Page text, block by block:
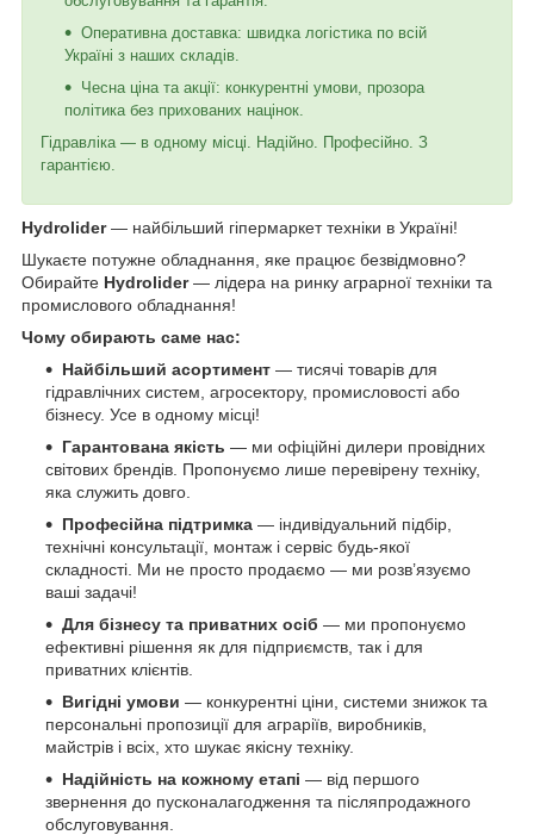
Оперативна доставка: швидка логістика по всій
Україні з наших складів.
Чесна ціна та акції: конкурентні умови, прозора
політика без прихованих націнок.
Гідравліка — в одному місці. Надійно. Професійно. З
гарантією.
Hydrolider— найбільший гіпермаркет техніки в Україні!
Шукаєте потужне обладнання, яке працює безвідмовно?
Обирайте Hydrolider— лідера на ринку аграрної техніки та
промислового обладнання!
Чому обирають саме нас:
Найбільший асортимент — тисячі товарів для
гідравлічних систем, агросектору, промисловості або
бізнесу. Усе в одному місці!
Гарантована якість — ми офіційні дилери провідних
світових брендів. Пропонуємо лише перевірену техніку,
яка служить довго.
Професійна підтримка — індивідуальний підбір,
технічні консультації, монтаж і сервіс будь-якої
складності. Ми не просто продаємо — ми розв’язуємо
ваші задачі!
Для бізнесу та приватних осіб — ми пропонуємо
ефективні рішення як для підприємств, так і для
приватних клієнтів.
Вигідні умови — конкурентні ціни, системи знижок та
персональні пропозиції для аграріїв, виробників,
майстрів і всіх, хто шукає якісну техніку.
Надійність на кожному етапі — від першого
звернення до пусконалагодження та післяпродажного
обслуговування.